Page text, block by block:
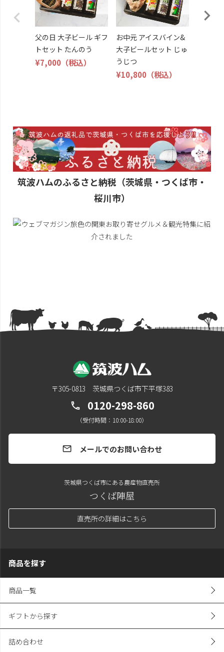
父の日 大子ビール ギフ
トセット たんのう
¥7,000 （税込）
お中元 アイスバイン&
大子ビールセット じゅ
うじつ
¥10,800 （税込）
筑波ハムのふるさと納税（茨城県・つくば市・
桜川市）
〒305-0813 茨城県つくば市下平塚383
call 0120-298-860
（受付時間：10:00-18:00）
mail メールでのお問い合わせ
茨城県つくば市にある農産物直売所
つくば陣屋
直売所の詳細はこちら
商品を探す
商品一覧
ギフトから探す
詰め合わせ